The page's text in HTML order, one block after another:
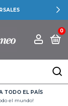
0
TODO EL PAÍS
el mundo!